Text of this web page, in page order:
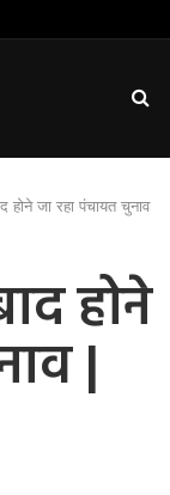
होने जा रहा पंचायत चुनाव
होने
|